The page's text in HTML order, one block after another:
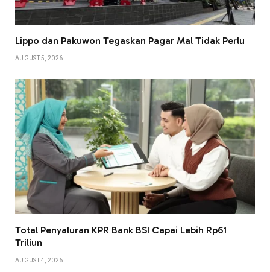
Lippo dan Pakuwon Tegaskan Pagar Mal Tidak Perlu
AUGUST 5, 2026
Total Penyaluran KPR Bank BSI Capai Lebih Rp61
Triliun
AUGUST 4, 2026